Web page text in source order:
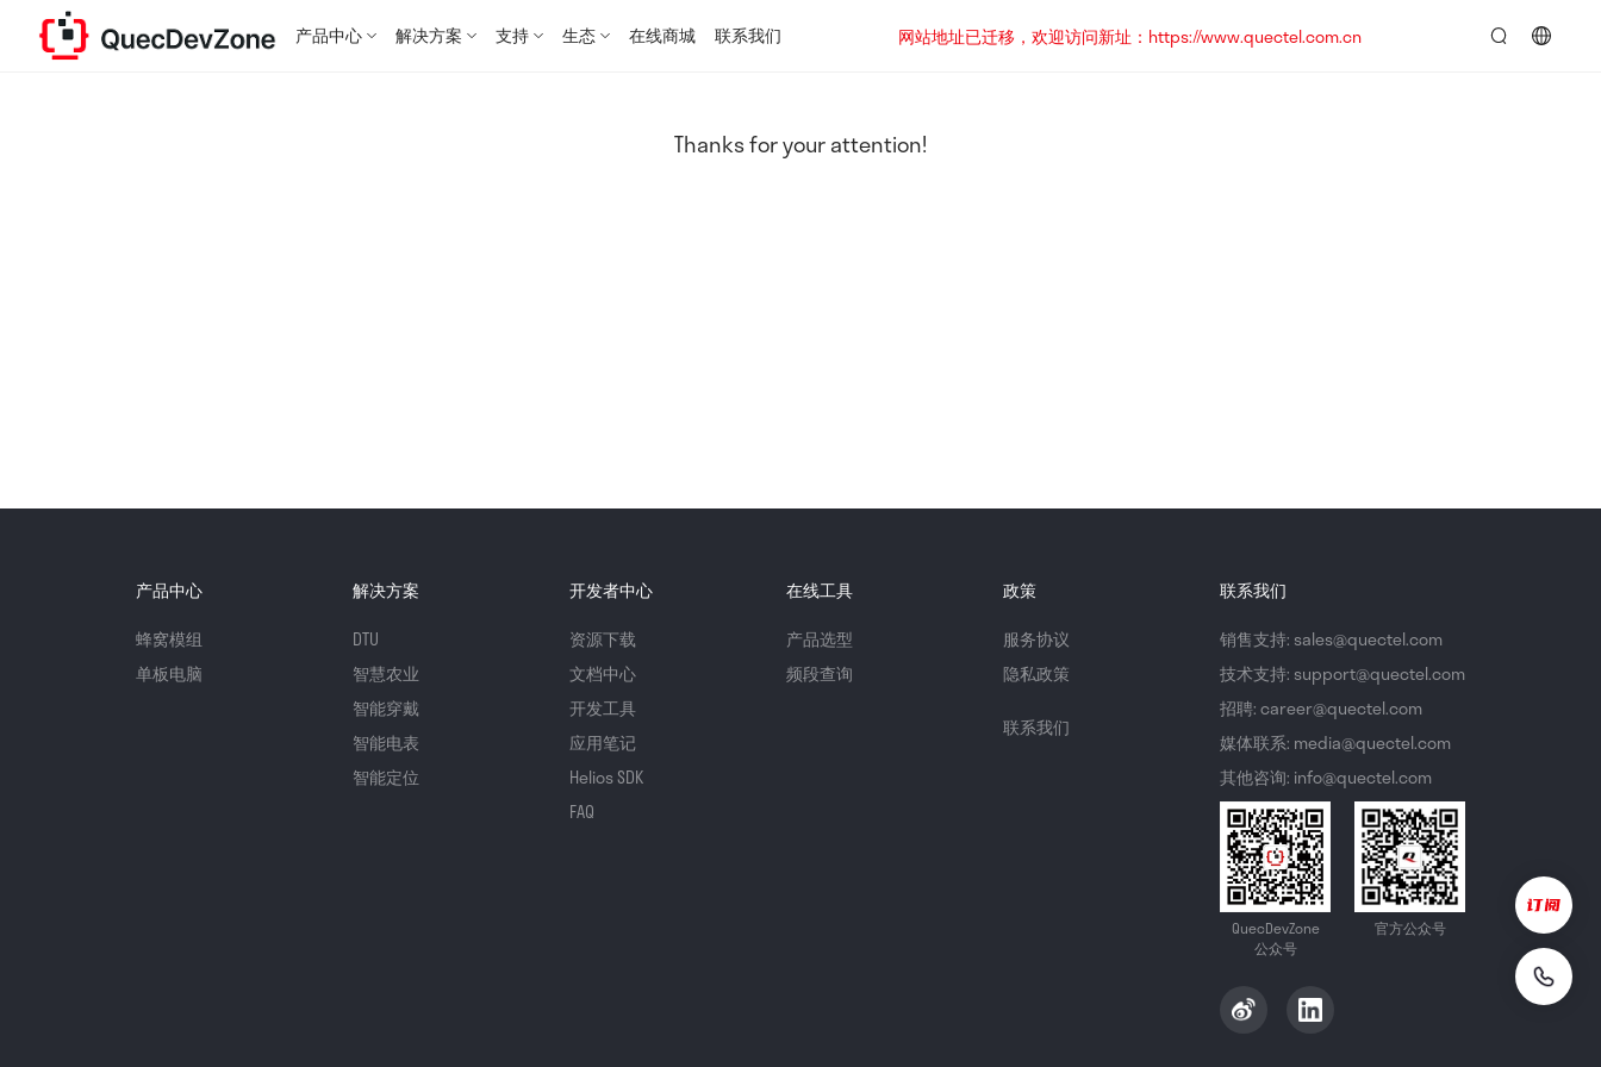
产品中心 解决方案 支持 生态 在线商城 联系我们
网站地址已迁移，欢迎访问新址：https://www.quectel.com.cn
Thanks for your attention!
产品中心
蜂窝模组
单板电脑
解决方案
DTU
智慧农业
智能穿戴
智能电表
智能定位
开发者中心
资源下载
文档中心
开发工具
应用笔记
Helios SDK
FAQ
在线工具
产品选型
频段查询
政策
服务协议
隐私政策
联系我们
联系我们
销售支持: sales@quectel.com
技术支持: support@quectel.com
招聘: career@quectel.com
媒体联系: media@quectel.com
其他咨询: info@quectel.com
QuecDevZone
公众号
官方公众号